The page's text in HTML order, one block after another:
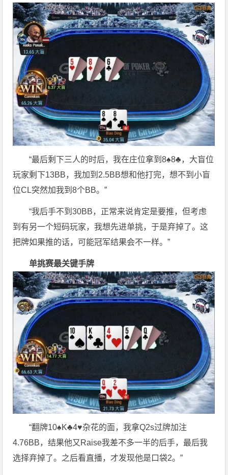
“最后剩下三人的时后，我在庄位拿到8♠8♣，大盲位
玩家剩下13BB，我加到2.5BB想和他打完，想不到小盲
位CL突然加我到8个BB。”
“我后手不到30BB，正常来说肯定是要推，但考虑
到有另一个短码玩家，我想先进单挑，于是弃掉了。这
把牌如果推的话，可能冠军结果会不一样。”
单挑赛最关键手牌
“翻牌10♠K♣4♥杂花的面，我拿Q2s过牌加注
4.76BB，结果他又Raise我差不多一半的后手，最后我
选择弃掉了。之后看直播，才发现他是口袋2。”